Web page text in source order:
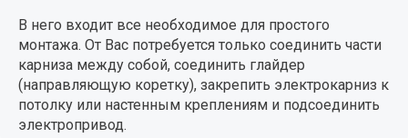
В него входит все необходимое для простого
монтажа. От Вас потребуется только соединить части
карниза между собой, соединить глайдер
(направляющую коретку), закрепить электрокарниз к
потолку или настенным креплениям и подсоединить
электропривод.